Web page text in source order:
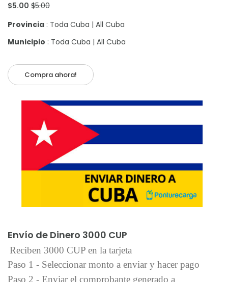
$5.00 $5.00
Provincia : Toda Cuba | All Cuba
Municipio : Toda Cuba | All Cuba
Compra ahora!
Envío de Dinero 3000 CUP
Reciben 3000 CUP en la tarjeta
Paso 1 - Seleccionar monto a enviar y hacer pago
Paso 2 - Enviar el comprobante generado a